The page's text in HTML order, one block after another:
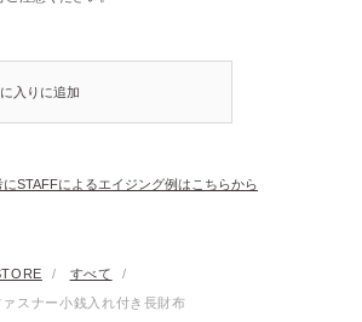
入りに追加
にSTAFFによるエイジング例はこちらから
/ すべて
/
スナー小銭入れ付き長財布